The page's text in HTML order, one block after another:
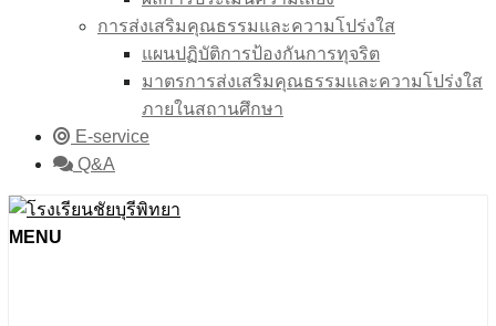
การส่งเสริมคุณธรรมและความโปร่งใส
แผนปฏิบัติการป้องกันการทุจริต
มาตรการส่งเสริมคุณธรรมเเละความโปร่งใส
ภายในสถานศึกษา
E-service
Q&A
MENU